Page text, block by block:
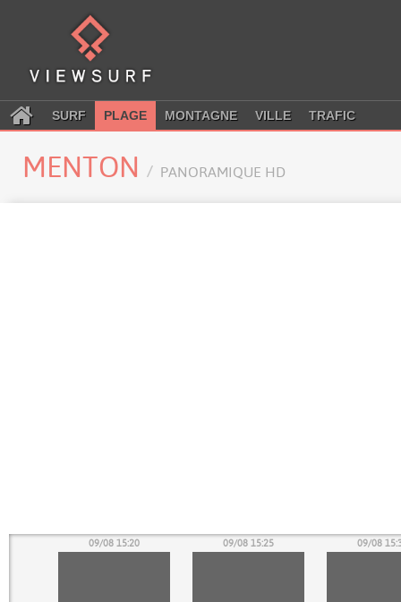
SURF PLAGE MONTAGNE VILLE TRAFIC
MENTON PANORAMIQUE HD
09/08 15:20 09/08 15:25 09/08